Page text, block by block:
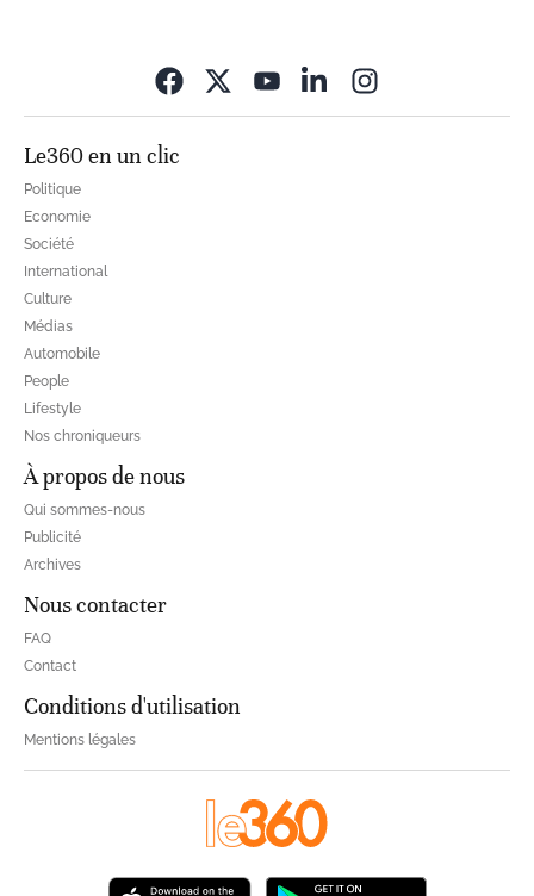
Le360 en un clic
Politique
Economie
Société
International
Culture
Médias
Automobile
People
Lifestyle
Nos chroniqueurs
À propos de nous
Qui sommes-nous
Publicité
Archives
Nous contacter
FAQ
Contact
Conditions d'utilisation
Mentions légales